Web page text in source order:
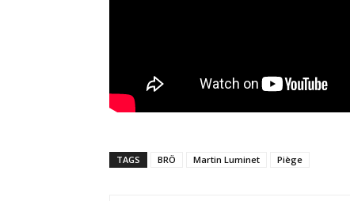
TAGS BRÖ Martin Luminet Piège